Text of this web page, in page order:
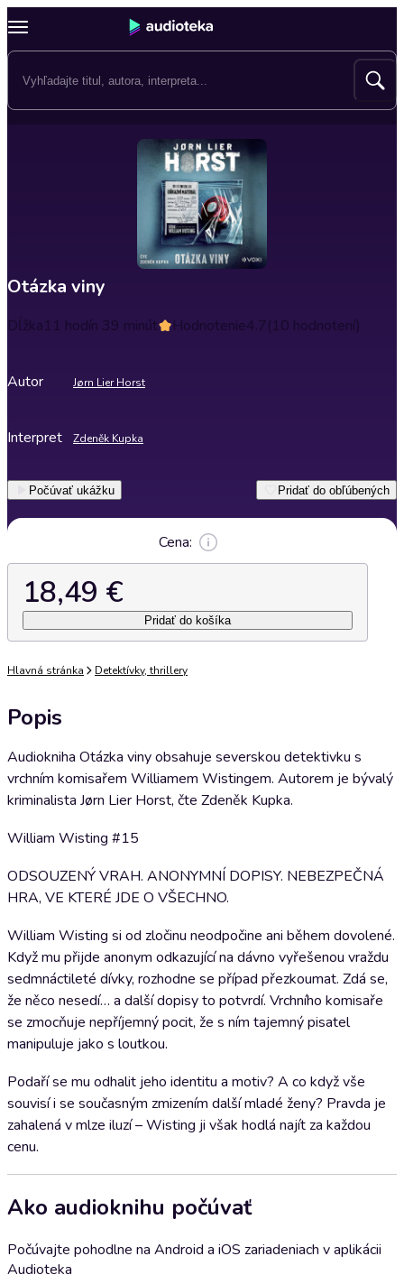
Otázka viny
Dĺžka11 hodín 39 minút Hodnotenie4.7(10 hodnotení)
Autor Jørn Lier Horst
Interpret Zdeněk Kupka
Počúvať ukážku Pridať do obľúbených
Cena:
18,49 €
Pridať do košíka
Hlavná stránka Detektívky, thrillery
Popis
Audiokniha Otázka viny obsahuje severskou detektivku s
vrchním komisařem Williamem Wistingem. Autorem je bývalý
kriminalista Jørn Lier Horst, čte Zdeněk Kupka.
William Wisting #15
ODSOUZENÝ VRAH. ANONYMNÍ DOPISY. NEBEZPEČNÁ
HRA, VE KTERÉ JDE O VŠECHNO.
William Wisting si od zločinu neodpočine ani během dovolené.
Když mu přijde anonym odkazující na dávno vyřešenou vraždu
sedmnáctileté dívky, rozhodne se případ přezkoumat. Zdá se,
že něco nesedí… a další dopisy to potvrdí. Vrchního komisaře
se zmocňuje nepříjemný pocit, že s ním tajemný pisatel
manipuluje jako s loutkou.
Podaří se mu odhalit jeho identitu a motiv? A co když vše
souvisí i se současným zmizením další mladé ženy? Pravda je
zahalená v mlze iluzí – Wisting ji však hodlá najít za každou
cenu.
Ako audioknihu počúvať
Počúvajte pohodlne na Android a iOS zariadeniach v aplikácii
Audioteka